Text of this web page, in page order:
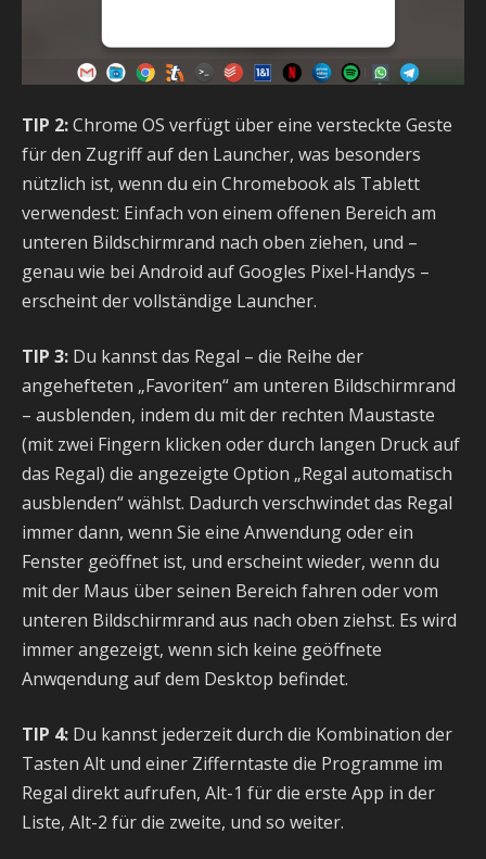
TIP 2:Chrome OS verfügt über eine versteckte Geste
für den Zugriff auf den Launcher, was besonders
nützlich ist, wenn du ein Chromebook als Tablett
verwendest: Einfach von einem offenen Bereich am
unteren Bildschirmrand nach oben ziehen, und –
genau wie bei Android auf Googles Pixel-Handys –
erscheint der vollständige Launcher.
TIP 3: Du kannst das Regal – die Reihe der
angehefteten „Favoriten“ am unteren Bildschirmrand
– ausblenden, indem du mit der rechten Maustaste
(mit zwei Fingern klicken oder durch langen Druck auf
das Regal) die angezeigte Option „Regal automatisch
ausblenden“ wählst. Dadurch verschwindet das Regal
immer dann, wenn Sie eine Anwendung oder ein
Fenster geöffnet ist, und erscheint wieder, wenn du
mit der Maus über seinen Bereich fahren oder vom
unteren Bildschirmrand aus nach oben ziehst. Es wird
immer angezeigt, wenn sich keine geöffnete
Anwqendung auf dem Desktop befindet.
TIP 4: Du kannst jederzeit durch die Kombination der
Tasten Alt und einer Zifferntaste die Programme im
Regal direkt aufrufen, Alt-1 für die erste App in der
Liste, Alt-2 für die zweite, und so weiter.